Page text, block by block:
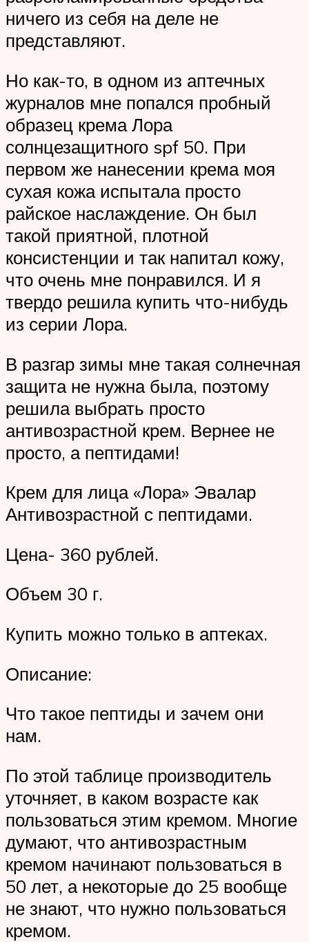
ничего из себя на деле не
представляют.
Но как-то, в одном из аптечных
журналов мне попался пробный
образец крема Лора
солнцезащитного spf 50. При
первом же нанесении крема моя
сухая кожа испытала просто
райское наслаждение. Он был
такой приятной, плотной
консистенции и так напитал кожу,
что очень мне понравился. И я
твердо решила купить что-нибудь
из серии Лора.
В разгар зимы мне такая солнечная
защита не нужна была, поэтому
решила выбрать просто
антивозрастной крем. Вернее не
просто, а пептидами!
Крем для лица «Лора» Эвалар
Антивозрастной с пептидами.
Цена- 360 рублей.
Объем 30 г.
Купить можно только в аптеках.
Описание:
Что такое пептиды и зачем они
нам.
По этой таблице производитель
уточняет, в каком возрасте как
пользоваться этим кремом. Многие
думают, что антивозрастным
кремом начинают пользоваться в
50 лет, а некоторые до 25 вообще
не знают, что нужно пользоваться
кремом.